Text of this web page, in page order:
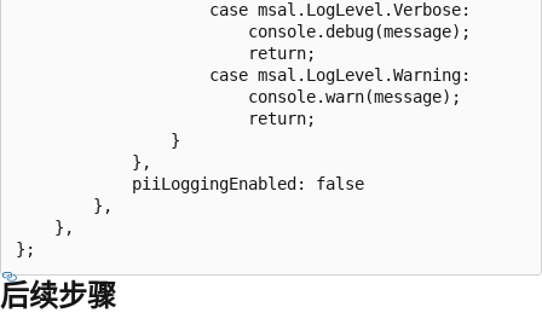
                    case msal.LogLevel.Verbose:
                        console.debug(message);
                        return;
                    case msal.LogLevel.Warning:
                        console.warn(message);
                        return;
                }
            },
            piiLoggingEnabled: false
        },
    },
后续步骤